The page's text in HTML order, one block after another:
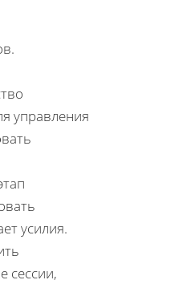
управления
усилия.
сессии,